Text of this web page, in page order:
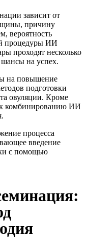
зависит от
причину
вероятность
процедуры ИИ
проходят несколько
на успех.
на повышение
подготовки
овуляции. Кроме
к комбинированию ИИ
процесса
введение
с помощью